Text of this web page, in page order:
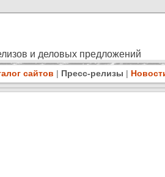
и деловых предложений
сайтов | Пресс-релизы |